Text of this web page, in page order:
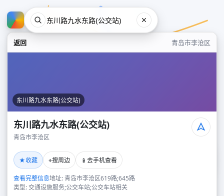
返回 青岛市李沧区
东川路九水东路(公交站)
东川路九水东路(公交站)
青岛市李沧区
★收藏 ⌖搜周边 📱 去手机查看
查看完整信息地址: 青岛市李沧区619路;645路
类型: 交通设施服务;公交车站;公交车站相关